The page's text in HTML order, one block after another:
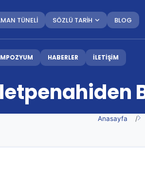
TÜNELİ SÖZLÜ TARİH BLOG
HABERLER İLETİŞİM
Anasayfa